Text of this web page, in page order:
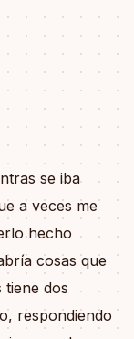
se iba
a veces me
hecho
cosas que
tiene dos
respondiendo